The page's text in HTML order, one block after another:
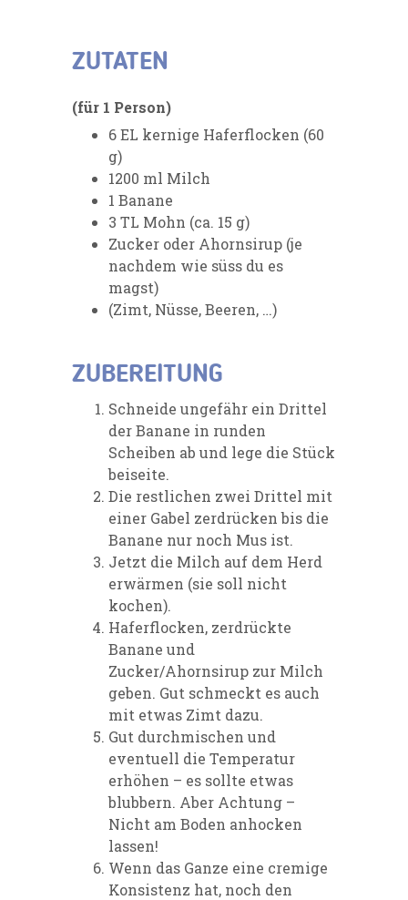
ZUTATEN
(für 1 Person)
6 EL kernige Haferflocken (60
g)
1200 ml Milch
1 Banane
3 TL Mohn (ca. 15 g)
Zucker oder Ahornsirup (je
nachdem wie süss du es
magst)
(Zimt, Nüsse, Beeren, …)
ZUBEREITUNG
Schneide ungefähr ein Drittel
der Banane in runden
Scheiben ab und lege die Stück
beiseite.
Die restlichen zwei Drittel mit
einer Gabel zerdrücken bis die
Banane nur noch Mus ist.
Jetzt die Milch auf dem Herd
erwärmen (sie soll nicht
kochen).
Haferflocken, zerdrückte
Banane und
Zucker/Ahornsirup zur Milch
geben. Gut schmeckt es auch
mit etwas Zimt dazu.
Gut durchmischen und
eventuell die Temperatur
erhöhen – es sollte etwas
blubbern. Aber Achtung –
Nicht am Boden anhocken
lassen!
Wenn das Ganze eine cremige
Konsistenz hat, noch den